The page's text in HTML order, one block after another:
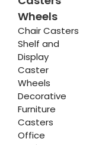
Wheels
Chair Casters
Shelf and
Display
Caster
Wheels
Decorative
Furniture
Casters
Office